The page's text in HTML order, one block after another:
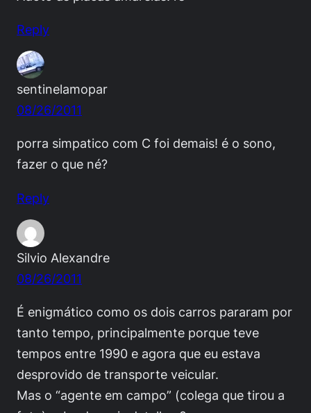
Reply
sentinelamopar
08/26/2011
porra simpatico com C foi demais! é o sono,
fazer o que né?
Reply
Silvio Alexandre
08/26/2011
É enigmático como os dois carros pararam por
tanto tempo, principalmente porque teve
tempos entre 1990 e agora que eu estava
desprovido de transporte veicular.
Mas o “agente em campo” (colega que tirou a